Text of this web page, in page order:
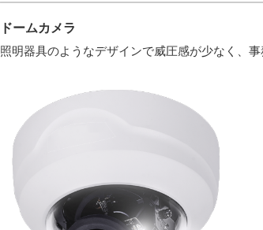
ドームカメラ
照明器具のようなデザインで威圧感が少なく、